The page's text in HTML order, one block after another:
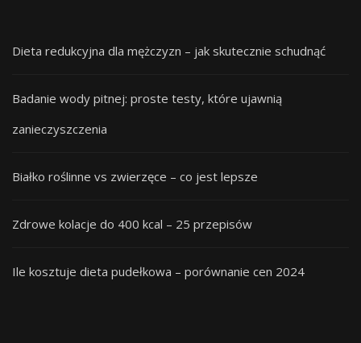
Dieta redukcyjna dla mężczyzn – jak skutecznie schudnąć
Badanie wody pitnej: proste testy, które ujawnią
zanieczyszczenia
Białko roślinne vs zwierzęce – co jest lepsze
Zdrowe kolacje do 400 kcal – 25 przepisów
Ile kosztuje dieta pudełkowa – porównanie cen 2024